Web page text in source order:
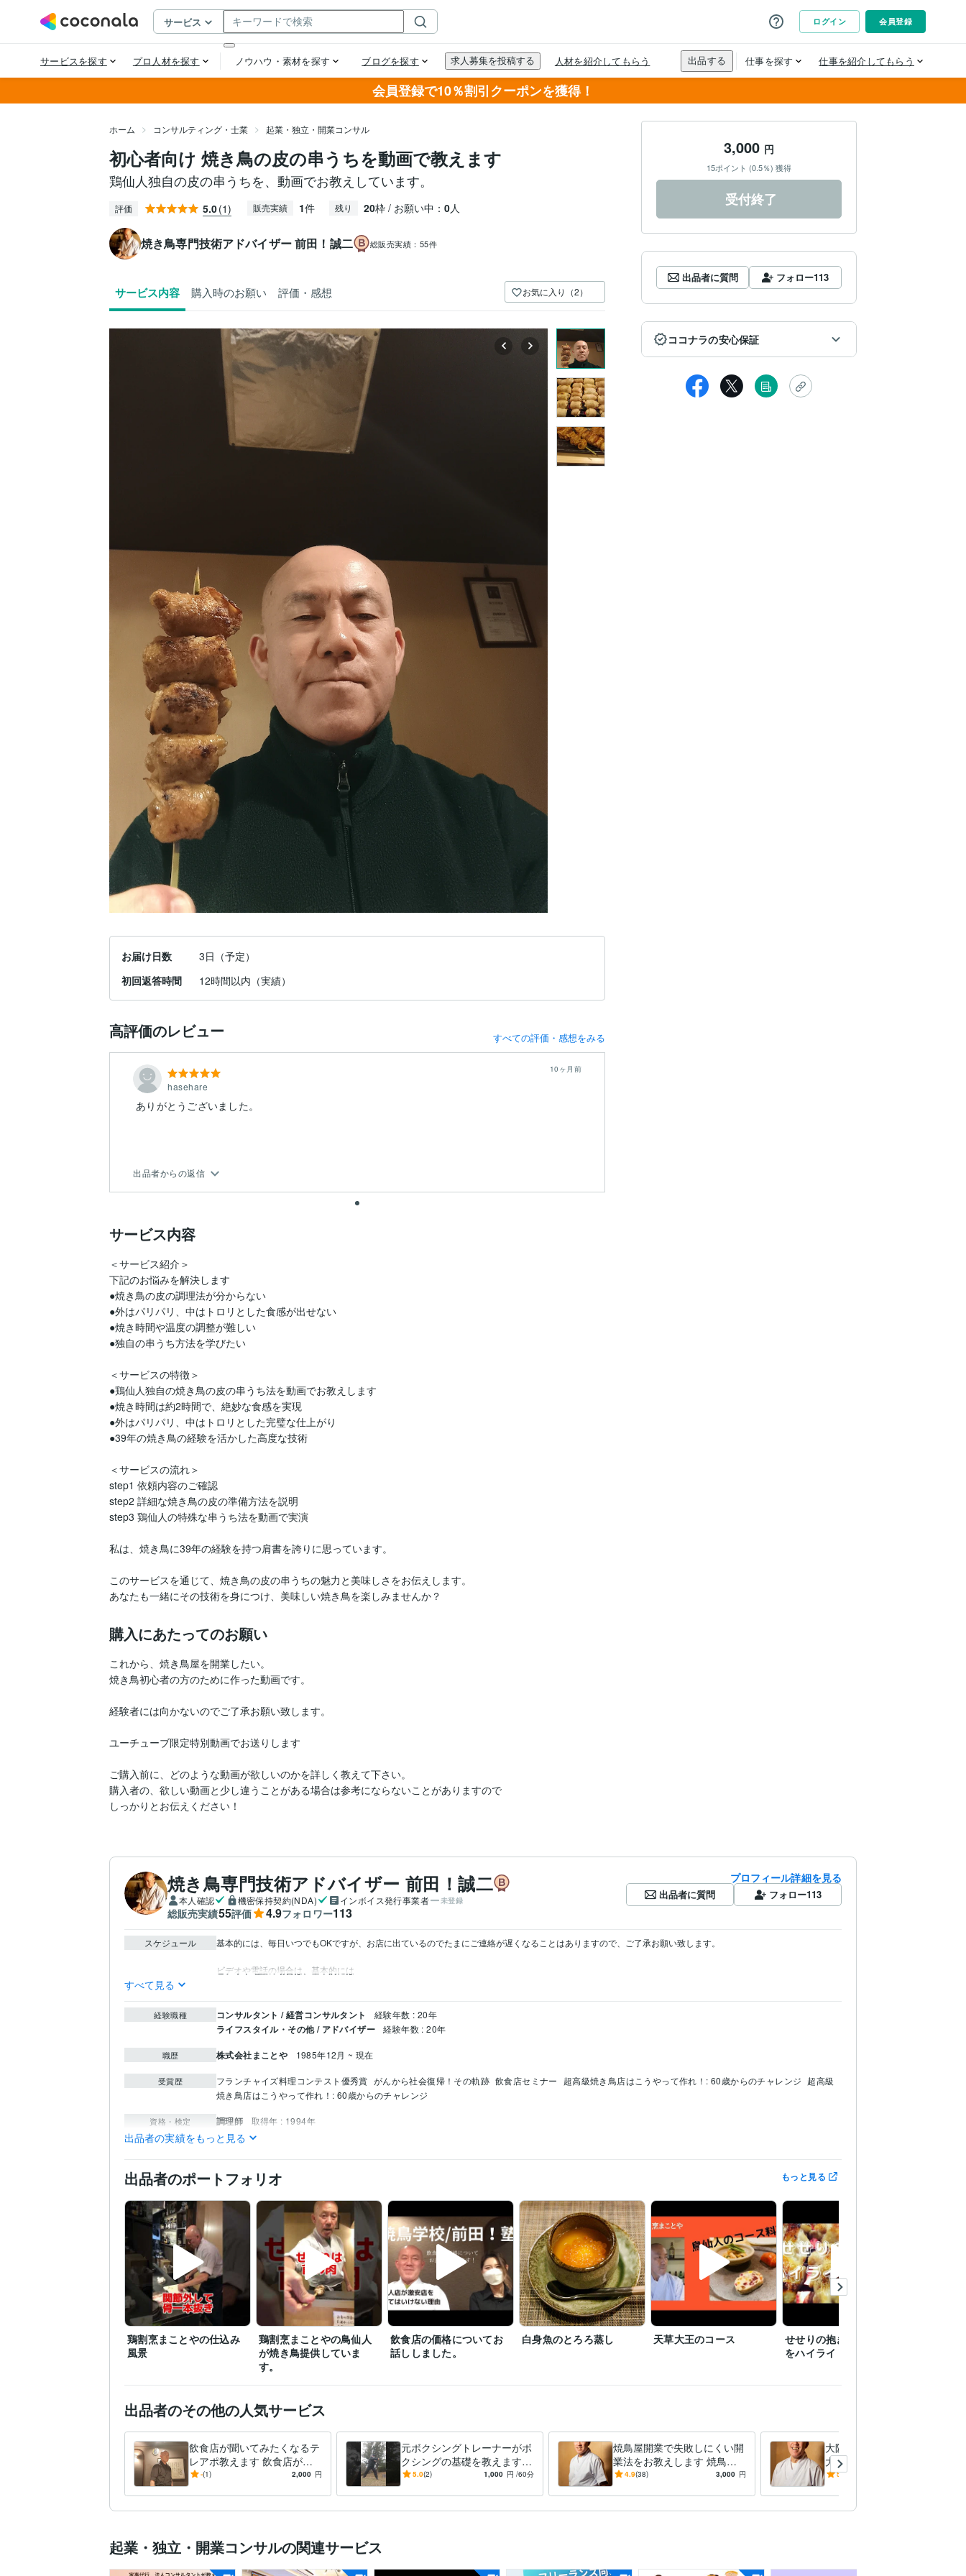
会員登録で10％割引クーポンを獲得！
ホーム コンサルティング・士業 起業・独立・開業コンサル
初心者向け 焼き鳥の皮の串うちを動画で教えます
鶏仙人独自の皮の串うちを、動画でお教えしています。
評価 5.0(1) 販売実績 1件 残り 20枠 / お願い中： 0人
焼き鳥専門技術アドバイザー 前田！誠二 総販売実績： 55件
サービス内容 購入時のお願い 評価・感想 お気に入り（2）
お届け日数
3日（予定）
初回返答時間
12時間以内（実績）
高評価のレビュー すべての評価・感想をみる
hasehare
10ヶ月前
ありがとうございました。
出品者からの返信
サービス内容
＜サービス紹介＞
下記のお悩みを解決します
●焼き鳥の皮の調理法が分からない
●外はパリパリ、中はトロリとした食感が出せない
●焼き時間や温度の調整が難しい
●独自の串うち方法を学びたい
＜サービスの特徴＞
●鶏仙人独自の焼き鳥の皮の串うち法を動画でお教えします
●焼き時間は約2時間で、絶妙な食感を実現
●外はパリパリ、中はトロリとした完璧な仕上がり
●39年の焼き鳥の経験を活かした高度な技術
＜サービスの流れ＞
step1 依頼内容のご確認
step2 詳細な焼き鳥の皮の準備方法を説明
step3 鶏仙人の特殊な串うち法を動画で実演
私は、焼き鳥に39年の経験を持つ肩書を誇りに思っています。
このサービスを通じて、焼き鳥の皮の串うちの魅力と美味しさをお伝えします。
あなたも一緒にその技術を身につけ、美味しい焼き鳥を楽しみませんか？
購入にあたってのお願い
これから、焼き鳥屋を開業したい。
焼き鳥初心者の方のために作った動画です。
経験者には向かないのでご了承お願い致します。
ユーチューブ限定特別動画でお送りします
ご購入前に、どのような動画が欲しいのかを詳しく教えて下さい。
購入者の、欲しい動画と少し違うことがある場合は参考にならないことがありますので
しっかりとお伝えください！
3,000 円
15ポイント (0.5％) 獲得
受付終了
出品者に質問 フォロー113
ココナラの安心保証
焼き鳥専門技術アドバイザー 前田！誠二
本人確認 機密保持契約(NDA) インボイス発行事業者 未登録
総販売実績55評価 4.9フォロワー113
プロフィール詳細を見る
出品者に質問 フォロー113
スケジュール 基本的には、毎日いつでもOKですが、お店に出ているのでたまにご連絡が遅くなることはありますので、ご了承お願い致します。
すべて見る
経験職種 コンサルタント / 経営コンサルタント 経験年数 : 20年
ライフスタイル・その他 / アドバイザー 経験年数 : 20年
職歴 株式会社まことや 1985年12月 ~ 現在
受賞歴 フランチャイズ料理コンテスト優秀賞 がんから社会復帰！その軌跡 飲食店セミナー 超高級焼き鳥店はこうやって作れ！: 60歳からのチャレンジ 超高級
焼き鳥店はこうやって作れ！: 60歳からのチャレンジ
資格・検定 調理師 取得年 : 1994年
得意分野 ビジネス代行・事務代行
焼鳥屋開業 飲食店開業 繁盛店 飲食店経営 焼き鳥 串打ち ビジネス コンサルタント スポーツ ボクシング
学歴 日本デザイナー学院
出品者の実績をもっと見る
出品者のポートフォリオ もっと見る
鶏割烹まことやの仕込み
風景
鶏割烹まことやの鳥仙人
が焼き鳥提供していま
す。
飲食店の価格についてお
話ししました。
白身魚のとろろ蒸し 天草大王のコース
せせりの抱き身の串うち
をハイライトで公開
出品者のその他の人気サービス
飲食店が聞いてみたくなるテ
レアポ教えます 飲食店が聞
きたくなるテレアポと聞きた
-(1) 2,000 円
元ボクシングトレーナーがボ
クシングの基礎を教えます
ボクシングジムに行きたいけ
5.0(2) 1,000 円 /60分
焼鳥屋開業で失敗しにくい開
業法をお教えします 焼鳥歴3
9年の私が、あまりお金を使
4.9(38) 3,000 円
大阪弁教えます 大阪生まれ
大阪育ちの63歳の親父に大阪
弁学びませんか？
5.0
起業・独立・開業コンサルの関連サービス